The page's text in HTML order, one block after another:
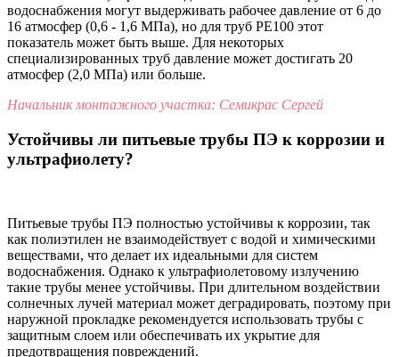
водоснабжения могут выдерживать рабочее давление от 6 до
16 атмосфер (0,6 - 1,6 МПа), но для труб PE100 этот
показатель может быть выше. Для некоторых
специализированных труб давление может достигать 20
атмосфер (2,0 МПа) или больше.
Начальник монтажного участка: Семикрас Сергей
Устойчивы ли питьевые трубы ПЭ к коррозии и
ультрафиолету?
Питьевые трубы ПЭ полностью устойчивы к коррозии, так
как полиэтилен не взаимодействует с водой и химическими
веществами, что делает их идеальными для систем
водоснабжения. Однако к ультрафиолетовому излучению
такие трубы менее устойчивы. При длительном воздействии
солнечных лучей материал может деградировать, поэтому при
наружной прокладке рекомендуется использовать трубы с
защитным слоем или обеспечивать их укрытие для
предотвращения повреждений.